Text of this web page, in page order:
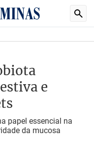
e
papel essencial na
da mucosa